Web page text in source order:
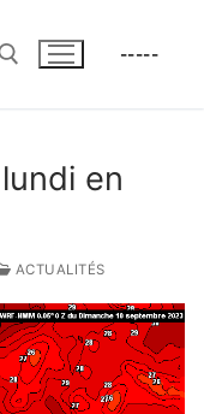
-----
en
ACTUALITÉS